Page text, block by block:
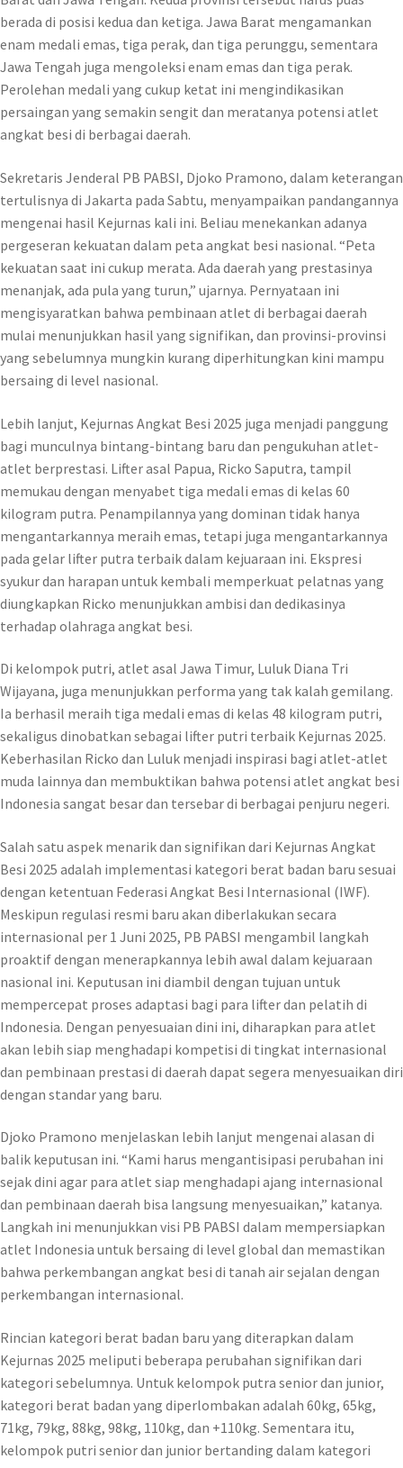
berada di posisi kedua dan ketiga. Jawa Barat mengamankan
enam medali emas, tiga perak, dan tiga perunggu, sementara
Jawa Tengah juga mengoleksi enam emas dan tiga perak.
Perolehan medali yang cukup ketat ini mengindikasikan
persaingan yang semakin sengit dan meratanya potensi atlet
angkat besi di berbagai daerah.
Sekretaris Jenderal PB PABSI, Djoko Pramono, dalam keterangan
tertulisnya di Jakarta pada Sabtu, menyampaikan pandangannya
mengenai hasil Kejurnas kali ini. Beliau menekankan adanya
pergeseran kekuatan dalam peta angkat besi nasional. “Peta
kekuatan saat ini cukup merata. Ada daerah yang prestasinya
menanjak, ada pula yang turun,” ujarnya. Pernyataan ini
mengisyaratkan bahwa pembinaan atlet di berbagai daerah
mulai menunjukkan hasil yang signifikan, dan provinsi-provinsi
yang sebelumnya mungkin kurang diperhitungkan kini mampu
bersaing di level nasional.
Lebih lanjut, Kejurnas Angkat Besi 2025 juga menjadi panggung
bagi munculnya bintang-bintang baru dan pengukuhan atlet-
atlet berprestasi. Lifter asal Papua, Ricko Saputra, tampil
memukau dengan menyabet tiga medali emas di kelas 60
kilogram putra. Penampilannya yang dominan tidak hanya
mengantarkannya meraih emas, tetapi juga mengantarkannya
pada gelar lifter putra terbaik dalam kejuaraan ini. Ekspresi
syukur dan harapan untuk kembali memperkuat pelatnas yang
diungkapkan Ricko menunjukkan ambisi dan dedikasinya
terhadap olahraga angkat besi.
Di kelompok putri, atlet asal Jawa Timur, Luluk Diana Tri
Wijayana, juga menunjukkan performa yang tak kalah gemilang.
Ia berhasil meraih tiga medali emas di kelas 48 kilogram putri,
sekaligus dinobatkan sebagai lifter putri terbaik Kejurnas 2025.
Keberhasilan Ricko dan Luluk menjadi inspirasi bagi atlet-atlet
muda lainnya dan membuktikan bahwa potensi atlet angkat besi
Indonesia sangat besar dan tersebar di berbagai penjuru negeri.
Salah satu aspek menarik dan signifikan dari Kejurnas Angkat
Besi 2025 adalah implementasi kategori berat badan baru sesuai
dengan ketentuan Federasi Angkat Besi Internasional (IWF).
Meskipun regulasi resmi baru akan diberlakukan secara
internasional per 1 Juni 2025, PB PABSI mengambil langkah
proaktif dengan menerapkannya lebih awal dalam kejuaraan
nasional ini. Keputusan ini diambil dengan tujuan untuk
mempercepat proses adaptasi bagi para lifter dan pelatih di
Indonesia. Dengan penyesuaian dini ini, diharapkan para atlet
akan lebih siap menghadapi kompetisi di tingkat internasional
dan pembinaan prestasi di daerah dapat segera menyesuaikan diri
dengan standar yang baru.
Djoko Pramono menjelaskan lebih lanjut mengenai alasan di
balik keputusan ini. “Kami harus mengantisipasi perubahan ini
sejak dini agar para atlet siap menghadapi ajang internasional
dan pembinaan daerah bisa langsung menyesuaikan,” katanya.
Langkah ini menunjukkan visi PB PABSI dalam mempersiapkan
atlet Indonesia untuk bersaing di level global dan memastikan
bahwa perkembangan angkat besi di tanah air sejalan dengan
perkembangan internasional.
Rincian kategori berat badan baru yang diterapkan dalam
Kejurnas 2025 meliputi beberapa perubahan signifikan dari
kategori sebelumnya. Untuk kelompok putra senior dan junior,
kategori berat badan yang diperlombakan adalah 60kg, 65kg,
71kg, 79kg, 88kg, 98kg, 110kg, dan +110kg. Sementara itu,
kelompok putri senior dan junior bertanding dalam kategori